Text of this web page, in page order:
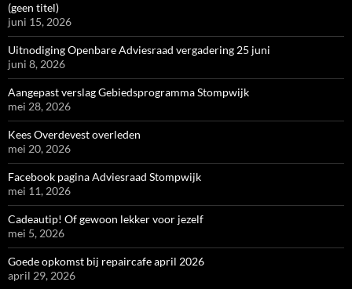
(geen titel)
juni 15, 2026
Uitnodiging Openbare Adviesraad vergadering 25 juni
juni 8, 2026
Aangepast verslag Gebiedsprogramma Stompwijk
mei 28, 2026
Kees Overdevest overleden
mei 20, 2026
Facebook pagina Adviesraad Stompwijk
mei 11, 2026
Cadeautip! Of gewoon lekker voor jezelf
mei 5, 2026
Goede opkomst bij repaircafe april 2026
april 29, 2026